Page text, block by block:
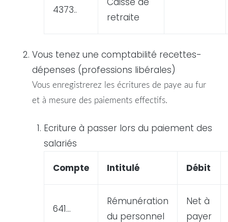
4373..
retraite
Vous tenez une comptabilité recettes-
dépenses (professions libérales)
Vous enregistrerez les écritures de paye au fur
et à mesure des paiements effectifs.
Ecriture à passer lors du paiement des
salariés
Compte
Intitulé Débit
641…
Rémunération
du personnel
Net à
payer